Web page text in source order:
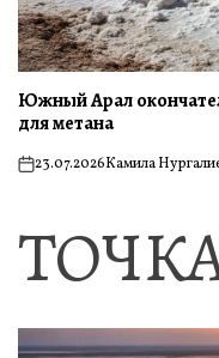
Южный Арал
для метана
on23.07.2026Камила